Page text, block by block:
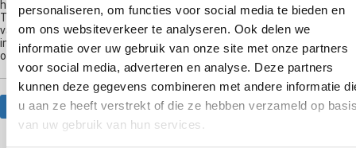
personaliseren, om functies voor social media te bieden en
om ons websiteverkeer te analyseren. Ook delen we
informatie over uw gebruik van onze site met onze partners
voor social media, adverteren en analyse. Deze partners
kunnen deze gegevens combineren met andere informatie
u aan ze heeft verstrekt of die ze hebben verzameld op
van uw gebruik van hun services.
het niet je doet het' en 'Breek Je Vrij!' en komt regelmatig op radio en
TV om te praten over hypnose. Hij is de nummer 1 Hypnose Trainer
van Nederland en geeft al jaren hypnose trainingen. Hij was de eerste
in Nederland die moderne hypnotherapie via livestream ging
onderwijzen.
Website